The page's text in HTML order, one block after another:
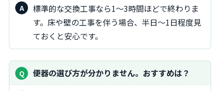
標準的な交換工事なら1～3時間ほどで終わりま
す。床や壁の工事を伴う場合、半日～1日程度見
ておくと安心です。
便器の選び方が分かりません。おすすめは？